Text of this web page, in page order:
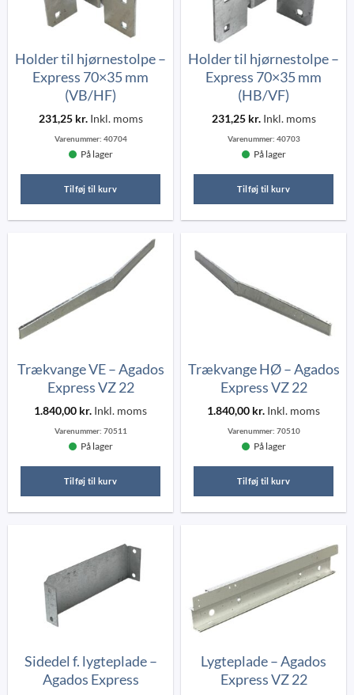
Holder til hjørnestolpe –
Express 70×35 mm
(VB/HF)
231,25 kr.Inkl. moms
Varenummer: 40704
På lager
Tilføj til kurv
Holder til hjørnestolpe –
Express 70×35 mm
(HB/VF)
231,25 kr.Inkl. moms
Varenummer: 40703
På lager
Tilføj til kurv
Trækvange VE – Agados
Express VZ 22
1.840,00 kr. Inkl. moms
Varenummer: 70511
På lager
Tilføj til kurv
Trækvange HØ – Agados
Express VZ 22
1.840,00 kr. Inkl. moms
Varenummer: 70510
På lager
Tilføj til kurv
Sidedel f. lygteplade –
Agados Express
Lygteplade – Agados
Express VZ 22